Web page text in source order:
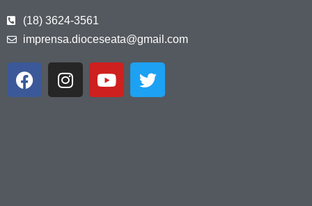
(18) 3624-3561
imprensa.dioceseata@gmail.com